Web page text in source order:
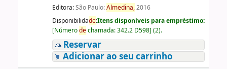
Editora:São Paulo:Almedina,2016
Disponibilidade:Itens disponíveis para empréstimo:
[Númerodechamada:342.2 D598] (2).
Reservar
Adicionar ao seu carrinho